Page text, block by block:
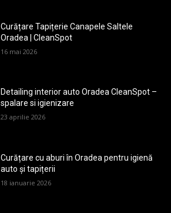
Curățare Tapițerie Canapele Saltele
Oradea | CleanSpot
16 mai 2026
Detailing interior auto Oradea CleanSpot –
spalare si igienizare
23 aprilie 2026
Curățare cu aburi în Oradea pentru igienă
auto și tapițerii
18 ianuarie 2026